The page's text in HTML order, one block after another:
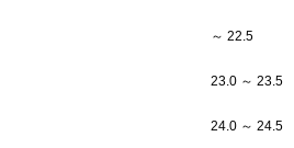
～ 22.5
23.0 ～ 23.5
24.0 ～ 24.5